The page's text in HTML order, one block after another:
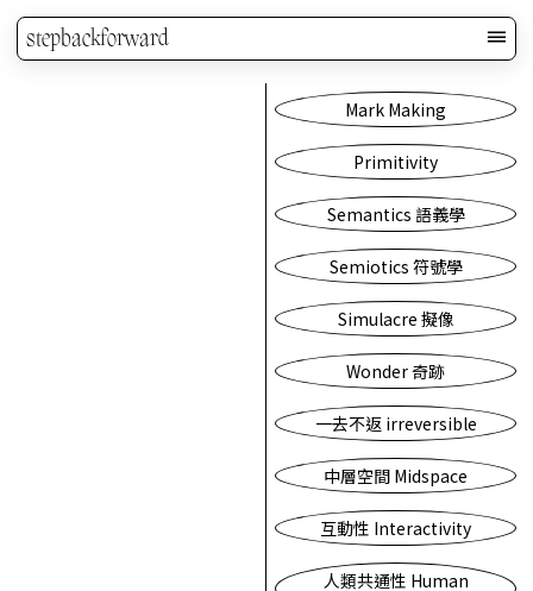
stepbackforward
Mark Making
Primitivity
Semantics 語義學
Semiotics 符號學
Simulacre 擬像
Wonder 奇跡
一去不返 irreversible
中層空間 Midspace
互動性 Interactivity
人類共通性 Human